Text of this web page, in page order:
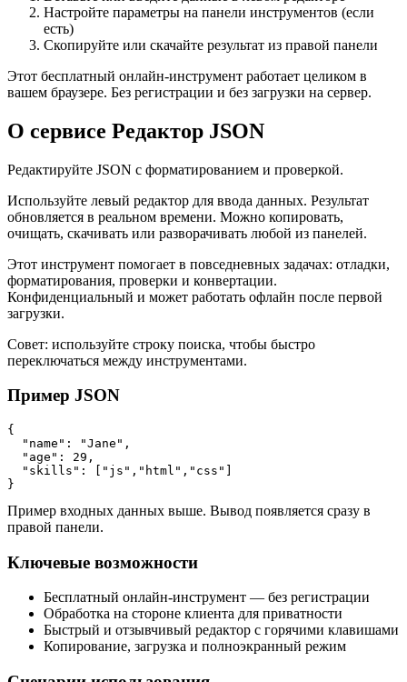
Настройте параметры на панели инструментов (если
есть)
Скопируйте или скачайте результат из правой панели
Этот бесплатный онлайн‑инструмент работает целиком в
вашем браузере. Без регистрации и без загрузки на сервер.
О сервисе Редактор JSON
Редактируйте JSON с форматированием и проверкой.
Используйте левый редактор для ввода данных. Результат
обновляется в реальном времени. Можно копировать,
очищать, скачивать или разворачивать любой из панелей.
Этот инструмент помогает в повседневных задачах: отладки,
форматирования, проверки и конвертации.
Конфиденциальный и может работать офлайн после первой
загрузки.
Совет: используйте строку поиска, чтобы быстро
переключаться между инструментами.
Пример JSON
{
  "name": "Jane",
  "age": 29,
  "skills": ["js","html","css"]
}
Пример входных данных выше. Вывод появляется сразу в
правой панели.
Ключевые возможности
Бесплатный онлайн‑инструмент — без регистрации
Обработка на стороне клиента для приватности
Быстрый и отзывчивый редактор с горячими клавишами
Копирование, загрузка и полноэкранный режим